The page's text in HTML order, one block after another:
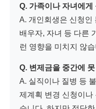
Q. 가족이나 자녀에
A. 개인회생은 신청인
배우자, 자녀 등 다른
런 영향을 미치지 않
Q. 변제금을 중간에
A. 실직이나 질병 등
제계획 변경 신청이나